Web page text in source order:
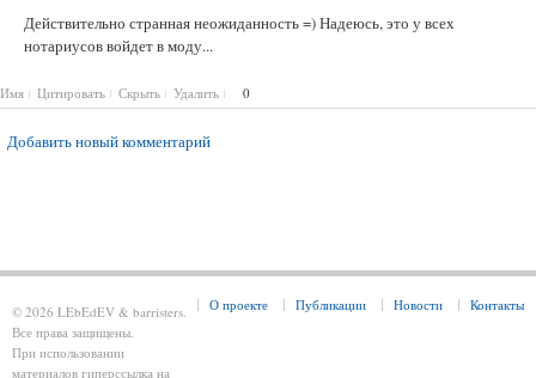
Действительно странная неожиданность =) Надеюсь, это у всех
нотариусов войдет в моду...
Имя Цитировать Скрыть Удалить 0
Добавить новый комментарий
О проекте Публикации Новости Контакты
© 2026 LEbEdEV & barristers.
Все права защищены.
При использовании
материалов гиперссылка на